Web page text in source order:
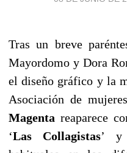
Tras un breve
Mayordomo y Dora
el diseño gráfico y la
Asociación de
Magenta reaparece
‘Las Collagistas’ y